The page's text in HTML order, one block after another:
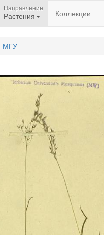
Направление
Растения Коллекции
МГУ